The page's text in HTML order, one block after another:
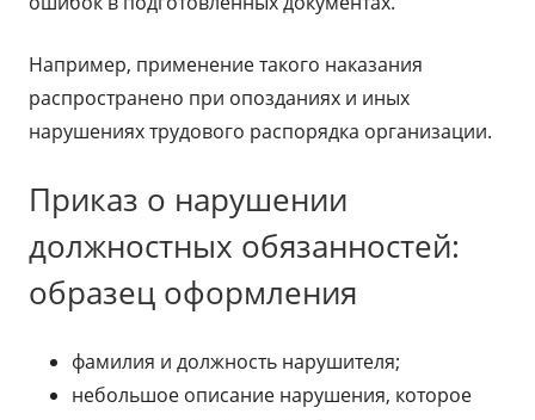
Например, применение такого наказания
распространено при опозданиях и иных
нарушениях трудового распорядка организации.
Приказ о нарушении
должностных обязанностей:
образец оформления
фамилия и должность нарушителя;
небольшое описание нарушения, которое